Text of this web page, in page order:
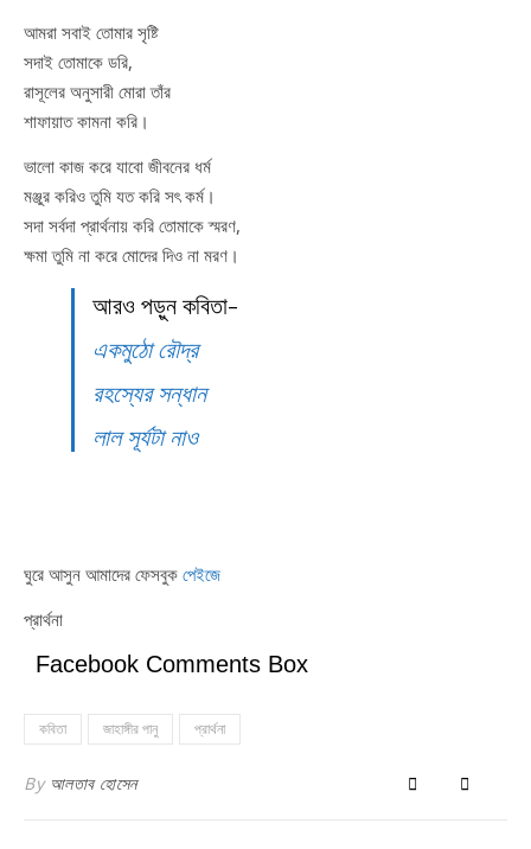
আমরা সবাই তোমার সৃষ্টি
সদাই তোমাকে ডরি,
রাসূলের অনুসারী মোরা তাঁর
শাফায়াত কামনা করি।
ভালো কাজ করে যাবো জীবনের ধর্ম
মঞ্জুর করিও তুমি যত করি সৎ কর্ম।
সদা সর্বদা প্রার্থনায় করি তোমাকে স্মরণ,
ক্ষমা তুমি না করে মোদের দিও না মরণ।
আরও পড়ুন কবিতা-
একমুঠো রৌদ্র
রহস্যের সন্ধান
লাল সূর্যটা নাও
ঘুরে আসুন আমাদের ফেসবুক পেইজে
প্রার্থনা
Facebook Comments Box
কবিতা জাহাঙ্গীর পানু প্রার্থনা
By আলতাব হোসেন